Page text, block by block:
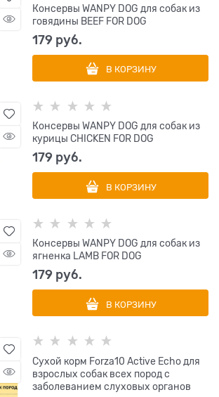
Консервы WANPY DOG для собак из
говядины BEEF FOR DOG
179 руб.
В КОРЗИНУ
Консервы WANPY DOG для собак из
курицы CHICKEN FOR DOG
179 руб.
В КОРЗИНУ
Консервы WANPY DOG для собак из
ягненка LAMB FOR DOG
179 руб.
В КОРЗИНУ
Сухой корм Forza10 Active Echo для
взрослых собак всех пород с
заболеванием слуховых органов